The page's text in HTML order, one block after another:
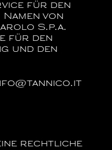
für den
von
S.p.a.
für den
und den
rechtliche